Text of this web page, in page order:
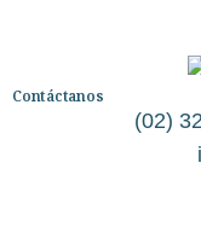
Contáctanos
(02)